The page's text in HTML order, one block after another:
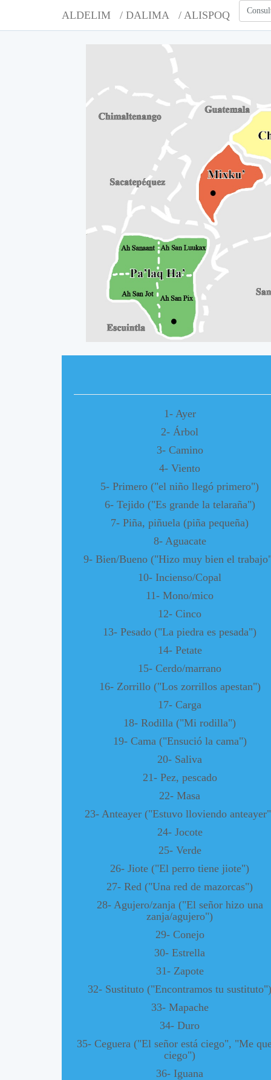
ALDELIM / DALIMA / ALISPOQ
A
A
1- Ayer
2- Árbol
3- Camino
4- Viento
5- Primero ("el niño llegó primero")
6- Tejido ("Es grande la telaraña")
7- Piña, piñuela (piña pequeña)
8- Aguacate
9- Bien/Bueno ("Hizo muy bien el
10- Incienso/Copal
11- Mono/mico
12- Cinco
13- Pesado ("La piedra es pesada")
14- Petate
15- Cerdo/marrano
16- Zorrillo ("Los zorrillos apestan")
17- Carga
18- Rodilla ("Mi rodilla")
19- Cama ("Ensució la cama")
20- Saliva
21- Pez, pescado
22- Masa
23- Anteayer ("Estuvo lloviendo
24- Jocote
25- Verde
26- Jiote ("El perro tiene jiote")
27- Red ("Una red de mazorcas")
28- Agujero/zanja ("El señor hizo una
zanja/agujero")
29- Conejo
30- Estrella
31- Zapote
32- Sustituto ("Encontramos tu sustituto")
33- Mapache
34- Duro
35- Ceguera ("El señor está ciego", "Me
ciego")
36- Iguana